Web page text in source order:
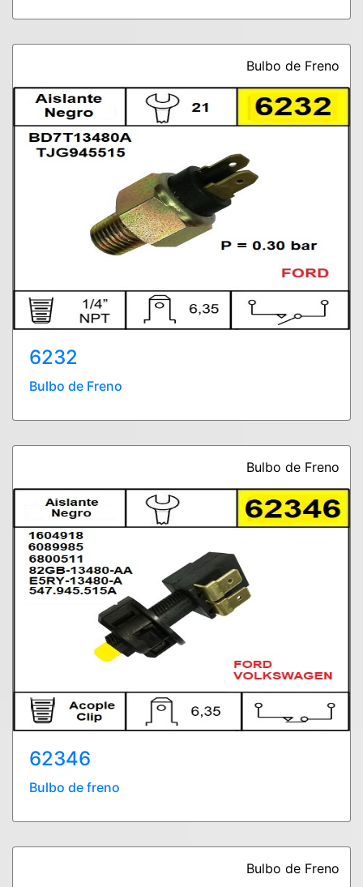
Bulbo de Freno
6232
Bulbo de Freno
Bulbo de Freno
62346
Bulbo de freno
Bulbo de Freno